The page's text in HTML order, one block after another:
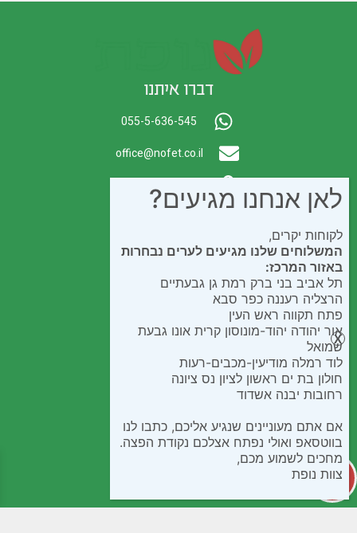
דברו איתנו
055-5-636-545
office@nofet.co.il
לאן אנחנו מגיעים?
לקוחות יקרים,
המשלוחים שלנו מגיעים לערים נבחרות
באזור המרכז:
תל אביב בני ברק רמת גן גבעתיים
הרצליה רעננה כפר סבא
פתח תקווה ראש העין
אור יהודה יהוד-מונוסון קרית אונו גבעת
שמואל
לוד רמלה מודיעין-מכבים-רעות
חולון בת ים ראשון לציון נס ציונה
רחובות יבנה אשדוד
אם אתם מעוניינים שנגיע אליכם, כתבו לנו
בווטסאפ ואולי נפתח אצלכם נקודת הפצה.
מחכים לשמוע מכם,
צוות נופת